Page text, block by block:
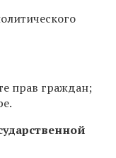
прав граждан;